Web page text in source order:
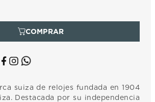
suiza de relojes fundada en 1904
Destacada por su independencia